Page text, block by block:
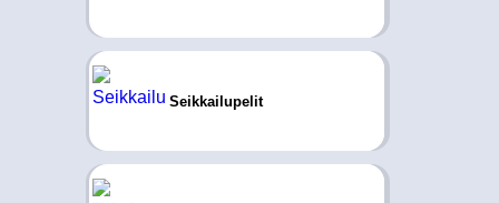
Seikkailupelit